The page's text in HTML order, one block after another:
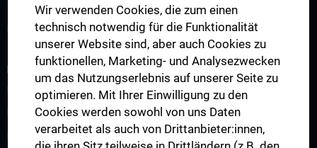
Therapeutische Bereiche & Spender:innenmedizin
Blutdepot
FORSCHUNG & ENTWICKLUNG
Übersicht
Klinische Studien
Experimentelle Forschung
Wir verwenden Cookies, die zum einen
technisch notwendig für die Funktionalität
unserer Website sind, aber auch Cookies zu
funktionellen, Marketing- und Analysezwecken
um das Nutzungserlebnis auf unserer Seite zu
optimieren. Mit Ihrer Einwilligung zu den
Cookies werden sowohl von uns Daten
verarbeitet als auch von Drittanbieter:innen,